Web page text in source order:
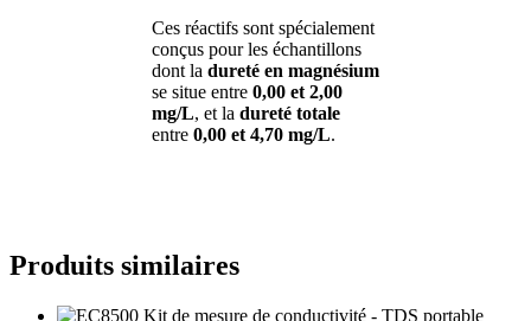
Ces réactifs sont spécialement
conçus pour les échantillons
dont la dureté en magnésium
se situe entre 0,00 et 2,00
mg/L, et la dureté totale
entre 0,00 et 4,70 mg/L.
Produits similaires